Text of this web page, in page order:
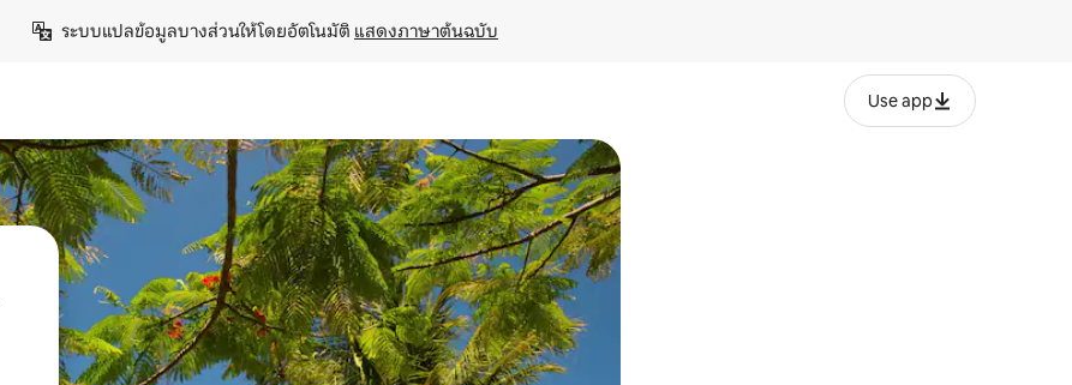
ระบบแปลข้อมูลบางส่วนให้โดยอัตโนมัติ แสดงภาษาต้นฉบับ
Use app